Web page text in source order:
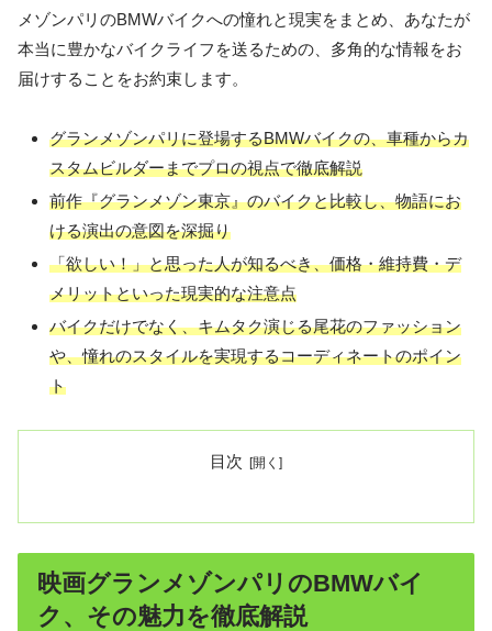
メゾンパリのBMWバイクへの憧れと現実をまとめ、あなたが
本当に豊かなバイクライフを送るための、多角的な情報をお
届けすることをお約束します。
グランメゾンパリに登場するBMWバイクの、車種からカ
スタムビルダーまでプロの視点で徹底解説
前作『グランメゾン東京』のバイクと比較し、物語にお
ける演出の意図を深掘り
「欲しい！」と思った人が知るべき、価格・維持費・デ
メリットといった現実的な注意点
バイクだけでなく、キムタク演じる尾花のファッション
や、憧れのスタイルを実現するコーディネートのポイン
ト
目次
映画グランメゾンパリのBMWバイ
ク、その魅力を徹底解説